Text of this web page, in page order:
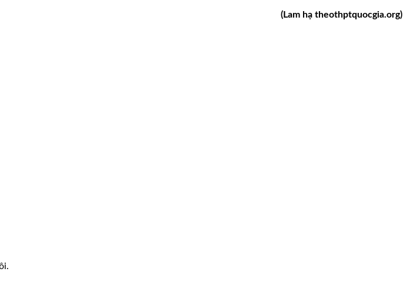
(Lam hạ theothptquocgia.org)